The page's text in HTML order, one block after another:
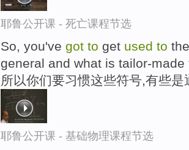
耶鲁公开课 - 死亡课程节选
So, you've got to get used to
general and what is tailor-made
所以你们要习惯这些符号,有些
耶鲁公开课 - 基础物理课程节选